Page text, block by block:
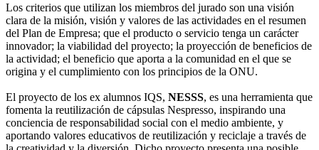
Los criterios que utilizan los miembros del jurado son una visión
clara de la misión, visión y valores de las actividades en el resumen
del Plan de Empresa; que el producto o servicio tenga un carácter
innovador; la viabilidad del proyecto; la proyección de beneficios de
la actividad; el beneficio que aporta a la comunidad en el que se
origina y el cumplimiento con los principios de la ONU.
El proyecto de los ex alumnos IQS, NESSS, es una herramienta que
fomenta la reutilización de cápsulas Nespresso, inspirando una
conciencia de responsabilidad social con el medio ambiente, y
aportando valores educativos de reutilización y reciclaje a través de